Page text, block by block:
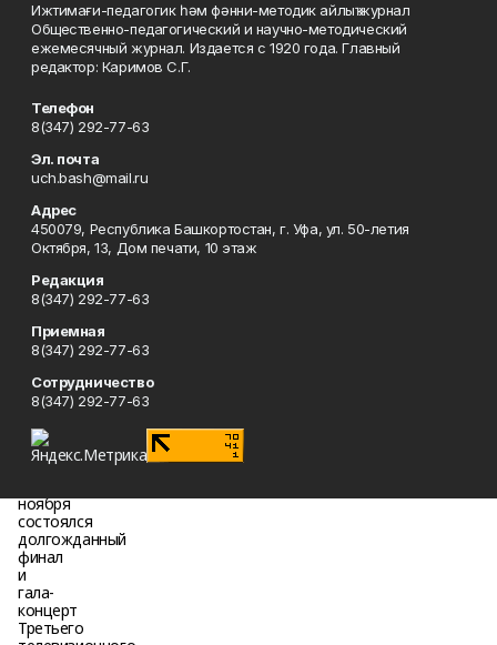
Ижтимағи-педагогик һәм фәнни-методик айлыҡ журнал
Общественно-педагогический и научно-методический
ежемесячный журнал. Издается с 1920 года. Главный
редактор: Каримов С.Г.
Телефон
8(347) 292-77-63
Эл. почта
uch.bash@mail.ru
Адрес
450079, Республика Башкортостан, г. Уфа, ул. 50-летия
Октября, 13, Дом печати, 10 этаж
Редакция
8(347) 292-77-63
Приемная
8(347) 292-77-63
Сотрудничество
8(347) 292-77-63